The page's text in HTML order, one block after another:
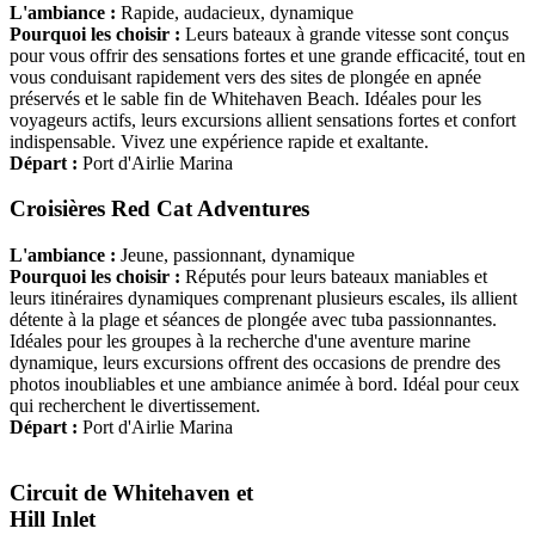
L'ambiance : Rapide, audacieux, dynamique
Pourquoi les choisir : Leurs bateaux à grande vitesse sont conçus
pour vous offrir des sensations fortes et une grande efficacité, tout en
vous conduisant rapidement vers des sites de plongée en apnée
préservés et le sable fin de Whitehaven Beach. Idéales pour les
voyageurs actifs, leurs excursions allient sensations fortes et confort
indispensable. Vivez une expérience rapide et exaltante.
Départ : Port d'Airlie Marina
Croisières Red Cat Adventures
L'ambiance : Jeune, passionnant, dynamique
Pourquoi les choisir : Réputés pour leurs bateaux maniables et
leurs itinéraires dynamiques comprenant plusieurs escales, ils allient
détente à la plage et séances de plongée avec tuba passionnantes.
Idéales pour les groupes à la recherche d'une aventure marine
dynamique, leurs excursions offrent des occasions de prendre des
photos inoubliables et une ambiance animée à bord. Idéal pour ceux
qui recherchent le divertissement.
Départ : Port d'Airlie Marina
Circuit de Whitehaven et
Hill Inlet